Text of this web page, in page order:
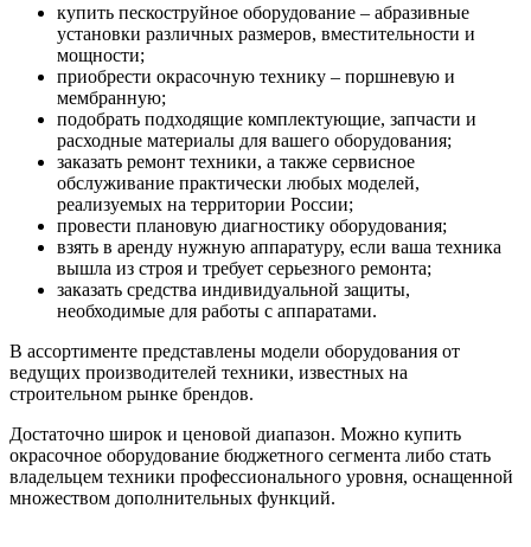
купить пескоструйное оборудование – абразивные
установки различных размеров, вместительности и
мощности;
приобрести окрасочную технику – поршневую и
мембранную;
подобрать подходящие комплектующие, запчасти и
расходные материалы для вашего оборудования;
заказать ремонт техники, а также сервисное
обслуживание практически любых моделей,
реализуемых на территории России;
провести плановую диагностику оборудования;
взять в аренду нужную аппаратуру, если ваша техника
вышла из строя и требует серьезного ремонта;
заказать средства индивидуальной защиты,
необходимые для работы с аппаратами.
В ассортименте представлены модели оборудования от
ведущих производителей техники, известных на
строительном рынке брендов.
Достаточно широк и ценовой диапазон. Можно купить
окрасочное оборудование бюджетного сегмента либо стать
владельцем техники профессионального уровня, оснащенной
множеством дополнительных функций.